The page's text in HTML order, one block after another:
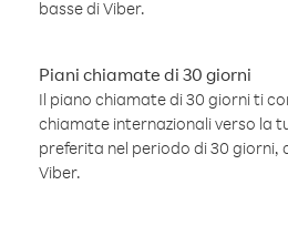
basse di Viber.
Piani chiamate di 30 giorni
Il piano chiamate di 30 giorni ti
chiamate internazionali verso la
preferita nel periodo di 30 giorni,
Viber.